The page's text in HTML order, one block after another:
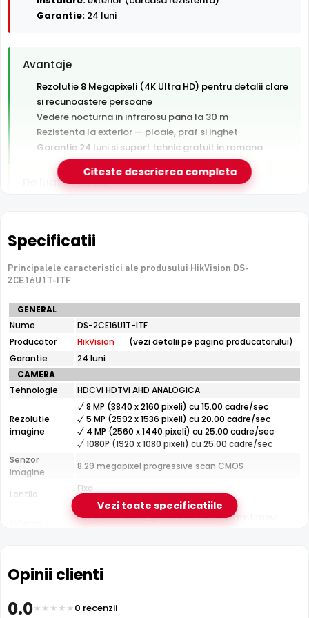
Garantie: 24 luni
Avantaje
Rezolutie 8 Megapixeli (4K Ultra HD) pentru detalii clare
si recunoastere persoane
Vedere nocturna in infrarosu pana la 30 m
Rezistenta la exterior — ploaie, praf si inghet
Garantie 24 luni si suport tehnic gratuit in romana
De luat in calcul
e-Camere.ro recomanda acest produs pentru:
curtea si exteriorul casei.
HikVision DS-2CE16U1T-ITF dispune de iluminare infrarosu
cu raza de actiune de pana la 30 metri, oferind vizibilitate
clara pe intuneric total. LED-urile IR sunt invizibile ochiului
uman si nu deranjeaza.
Citeste descrierea completa
Specificatii
Principalele caracteristici ale produsului HikVision DS-
2CE16U1T-ITF
Specificatii
tehnice
HikVision
DS-
2CE16U1T-
ITF
GENERAL
Nume
DS-2CE16U1T-ITF
Producator
HikVision
(vezi detalii pe pagina producatorului)
Garantie
24 luni
CAMERA
Tehnologie
HDCVI HDTVI AHD ANALOGICA
Rezolutie
imagine
√ 8 MP (3840 x 2160 pixeli) cu 15.00 cadre/sec
√ 5 MP (2592 x 1536 pixeli) cu 20.00 cadre/sec
√ 4 MP (2560 x 1440 pixeli) cu 25.00 cadre/sec
√ 1080P (1920 x 1080 pixeli) cu 25.00 cadre/sec
Senzor
imagine
8.29 megapixel progressive scan CMOS
Lentila
Fixa
Distanta focala: 2.8 mm(102.2°)
Pana la 30 metri (pentru vizualizarea pe timpul
Protectie
Exterior
Carcasa
Vezi toate specificatiile
Opinii clienti
0.0 0 recenzii